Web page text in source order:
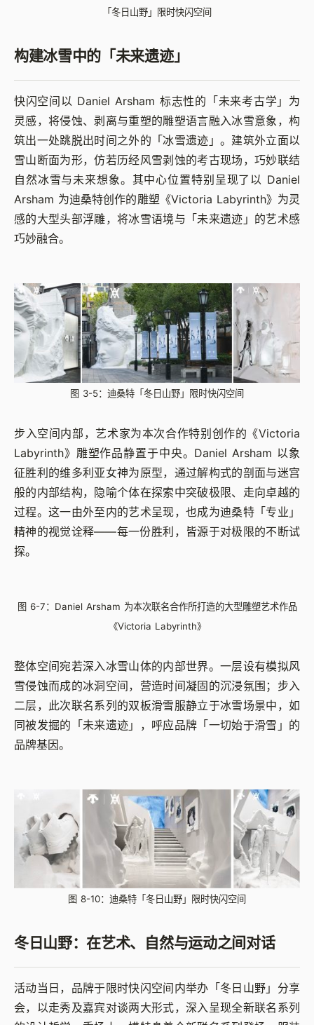
「冬日山野」限时快闪空间
构建冰雪中的「未来遗迹」
快闪空间以 Daniel Arsham 标志性的「未来考古学」为
灵感，将侵蚀、剥离与重塑的雕塑语言融入冰雪意象，构
筑出一处跳脱出时间之外的「冰雪遗迹」。建筑外立面以
雪山断面为形，仿若历经风雪剥蚀的考古现场，巧妙联结
自然冰雪与未来想象。其中心位置特别呈现了以 Daniel
Arsham 为迪桑特创作的雕塑《Victoria Labyrinth》为灵
感的大型头部浮雕，将冰雪语境与「未来遗迹」的艺术感
巧妙融合。
图 3-5：迪桑特「冬日山野」限时快闪空间
步入空间内部，艺术家为本次合作特别创作的《Victoria
Labyrinth》雕塑作品静置于中央。Daniel Arsham 以象
征胜利的维多利亚女神为原型，通过解构式的剖面与迷宫
般的内部结构，隐喻个体在探索中突破极限、走向卓越的
过程。这一由外至内的艺术呈现，也成为迪桑特「专业」
精神的视觉诠释——每一份胜利，皆源于对极限的不断试
探。
图 6-7：Daniel Arsham 为本次联名合作所打造的大型雕塑艺术作品
《Victoria Labyrinth》
整体空间宛若深入冰雪山体的内部世界。一层设有模拟风
雪侵蚀而成的冰洞空间，营造时间凝固的沉浸氛围；步入
二层，此次联名系列的双板滑雪服静立于冰雪场景中，如
同被发掘的「未来遗迹」，呼应品牌「一切始于滑雪」的
品牌基因。
图 8-10：迪桑特「冬日山野」限时快闪空间
冬日山野：在艺术、自然与运动之间对话
活动当日，品牌于限时快闪空间内举办「冬日山野」分享
会，以走秀及嘉宾对谈两大形式，深入呈现全新联名系列